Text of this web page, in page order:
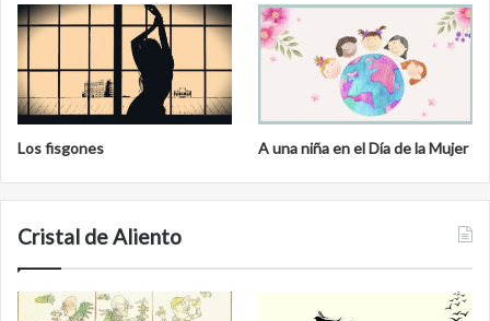
Los fisgones A una niña en el Día de la Mujer
Cristal de Aliento